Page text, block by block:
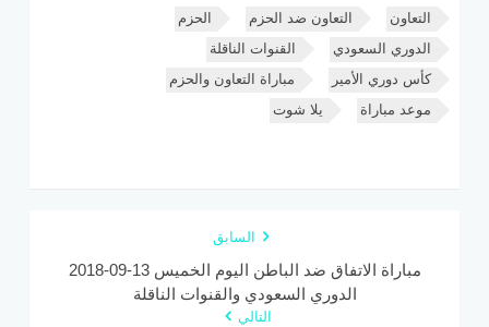
التعاون التعاون ضد الحزم
الحزم
الدوري السعودي
القنوات الناقلة
كأس دوري الأمير
مباراة التعاون والحزم
موعد مباراة
يلا شوت
السابق
مباراة الاتفاق ضد الباطن اليوم الخميس 13-09-2018
الدوري السعودي والقنوات الناقلة
التالي